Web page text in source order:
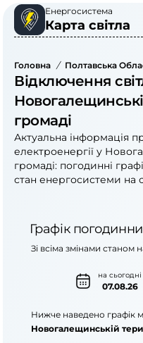
Енергосистема
Карта світла
Головна / Полтавська
Відключення
громаді
Актуальна інформація
електроенергії у
громаді: погодинні
стан енергосистеми на
Графік
на сьогодні
07.08.26
Зі всіма змінами станом
Нижче наведено графік
Новогалещинській